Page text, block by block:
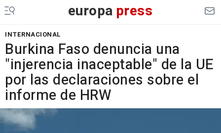
europa press
INTERNACIONAL
Burkina Faso denuncia una
"injerencia inaceptable" de la UE
por las declaraciones sobre el
informe de HRW